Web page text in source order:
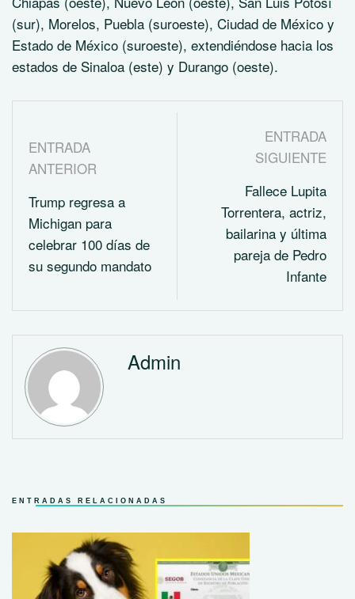
(sur), Morelos, Puebla (suroeste), Ciudad de México y
Estado de México (suroeste), extendiéndose hacia los
estados de Sinaloa (este) y Durango (oeste).
ENTRADA
ANTERIOR
Trump regresa a
Michigan para
celebrar 100 días de
su segundo mandato
ENTRADA
SIGUIENTE
Fallece Lupita
Torrentera, actriz,
bailarina y última
pareja de Pedro
Infante
Admin
ENTRADAS RELACIONADAS